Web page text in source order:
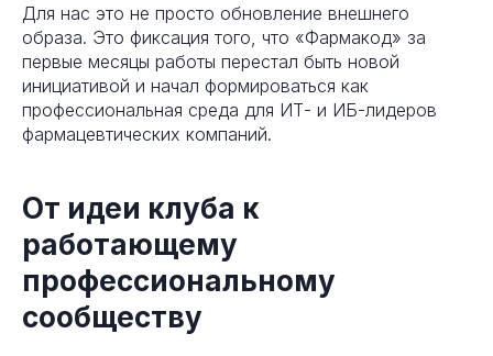
Для нас это не просто обновление внешнего
образа. Это фиксация того, что «Фармакод» за
первые месяцы работы перестал быть новой
инициативой и начал формироваться как
профессиональная среда для ИТ- и ИБ-лидеров
фармацевтических компаний.
От идеи клуба к
работающему
профессиональному
сообществу